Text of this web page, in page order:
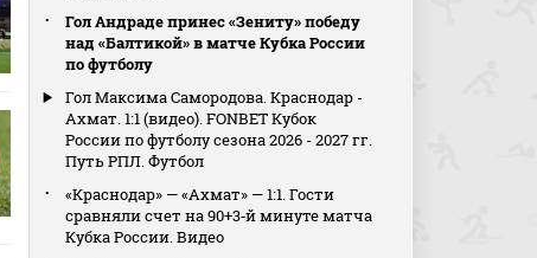
Гол Андраде принес «Зениту» победу
над «Балтикой» в матче Кубка России
по футболу
Гол Максима Самородова. Краснодар -
Ахмат. 1:1 (видео). FONBET Кубок
России по футболу сезона 2026 - 2027 гг.
Путь РПЛ. Футбол
«Краснодар» — «Ахмат» — 1:1. Гости
сравняли счет на 90+3‑й минуте матча
Кубка России. Видео